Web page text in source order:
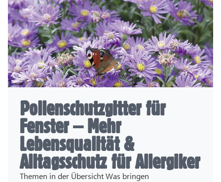
Pollenschutzgitter für
Fenster – Mehr
Lebensqualität &
Alltagsschutz für Allergiker
Themen in der Übersicht Was bringen